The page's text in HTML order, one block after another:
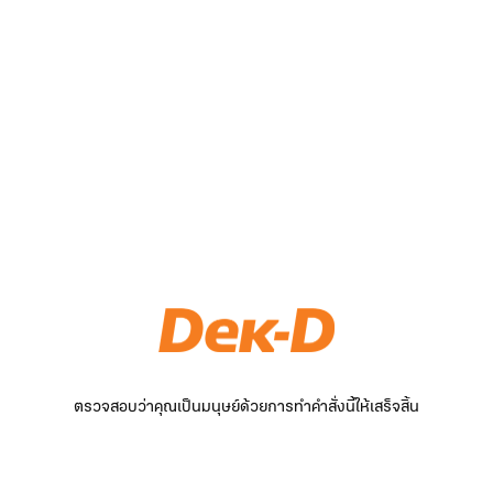
ตรวจสอบว่าคุณเป็นมนุษย์ด้วยการทำคำสั่งนี้ให้เสร็จสิ้น